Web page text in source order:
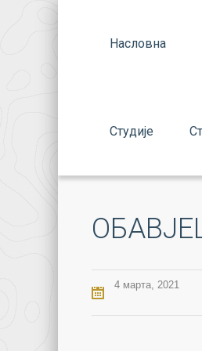
Насловна
Студије
4 марта, 2021